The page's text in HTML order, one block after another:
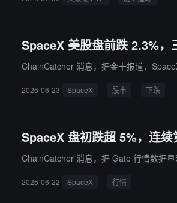
SpaceX 美股盘前跌 2.3%
ChainCatcher 消息，据金十报道，
2026-06-23 SpaceX 股市 下跌
SpaceX 盘初跌超 5%，连
ChainCatcher 消息，据 Gate 行情数据
2026-06-22 SpaceX 行情